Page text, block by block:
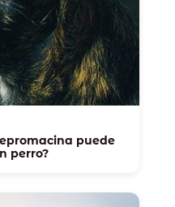
puede
perro?